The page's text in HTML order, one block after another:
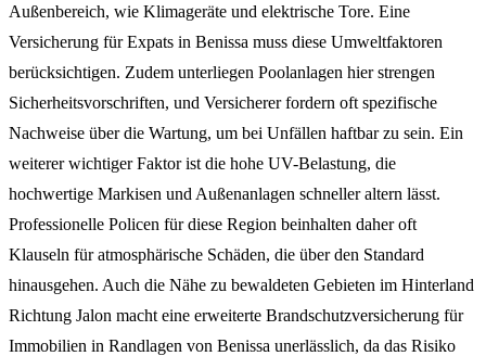
Außenbereich, wie Klimageräte und elektrische Tore. Eine
Versicherung für Expats in Benissa muss diese Umweltfaktoren
berücksichtigen. Zudem unterliegen Poolanlagen hier strengen
Sicherheitsvorschriften, und Versicherer fordern oft spezifische
Nachweise über die Wartung, um bei Unfällen haftbar zu sein. Ein
weiterer wichtiger Faktor ist die hohe UV-Belastung, die
hochwertige Markisen und Außenanlagen schneller altern lässt.
Professionelle Policen für diese Region beinhalten daher oft
Klauseln für atmosphärische Schäden, die über den Standard
hinausgehen. Auch die Nähe zu bewaldeten Gebieten im Hinterland
Richtung Jalon macht eine erweiterte Brandschutzversicherung für
Immobilien in Randlagen von Benissa unerlässlich, da das Risiko